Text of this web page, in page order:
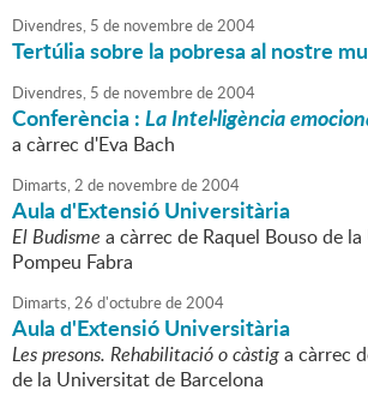
Divendres, 5 de novembrede2004
Tertúlia sobre la pobresa al nostre
Divendres, 5 de novembrede2004
Conferència :La Intel·ligència
a càrrec d'Eva Bach
Dimarts,2 de novembrede2004
Aula d'Extensió Universitària
El Budisme a càrrec de Raquel Bouso de
Pompeu Fabra
Dimarts,26 d'octubrede2004
Aula d'Extensió Universitària
Les presons. Rehabilitació o càstiga càrrec
de la Universitat de Barcelona